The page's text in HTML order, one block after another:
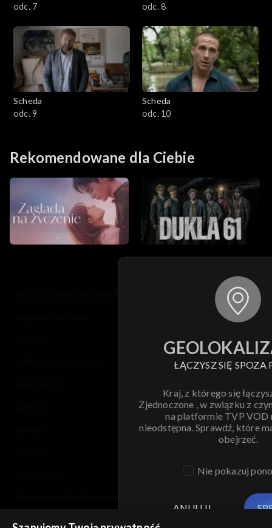
odc. 7
odc. 8
Scheda
odc. 9
Scheda
odc. 10
Rekomendowane dla Ciebie
ŁĄCZYSZ SIĘ SPOZA
Kraj, z którego się
Zjednoczone , w związku z
na platformie TVP VOD
nieodstępna. Sprawdź, które
obejrzeć.
Nie pokazuj
ANULUJ